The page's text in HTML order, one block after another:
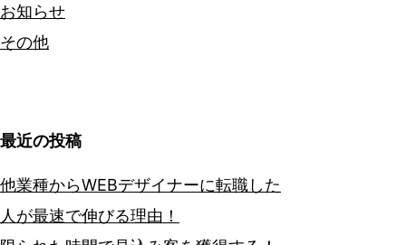
お知らせ
その他
最近の投稿
他業種からWEBデザイナーに転職した
人が最速で伸びる理由！